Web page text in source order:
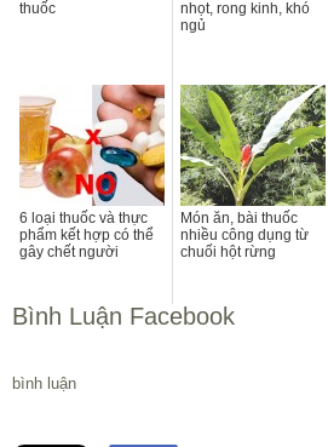
thuốc
nhọt, rong kinh, khó
ngủ
6 loại thuốc và thực
phẩm kết hợp có thể
gây chết người
Món ăn, bài thuốc
nhiều công dụng từ
chuối hột rừng
Bình Luận Facebook
bình luận